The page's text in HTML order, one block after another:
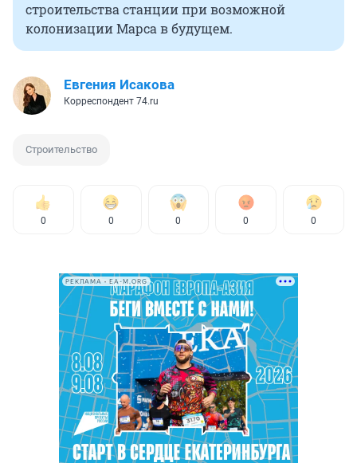
строительства станции при возможной
колонизации Марса в будущем.
Евгения Исакова
Корреспондент 74.ru
Строительство
0 0 0 0 0
РЕКЛАМА • EA-M.ORG